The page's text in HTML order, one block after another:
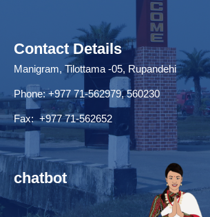
Contact Details
Manigram, Tilottama -05, Rupandehi
Phone: +977 71-562979, 560230
Fax: +977 71-562652
chatbot